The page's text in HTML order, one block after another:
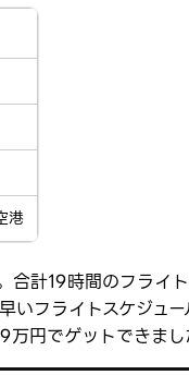
港
合計19時間のフライ
いフライトスケジュ
万円でゲットできま